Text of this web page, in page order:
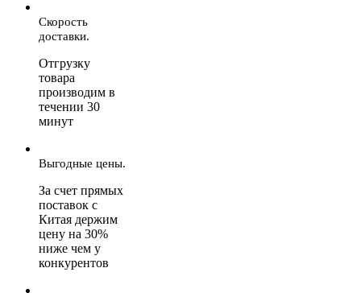
Скорость
доставки.
Отгрузку
товара
производим в
течении 30
минут
Выгодные цены.
За счет прямых
поставок с
Китая держим
цену на 30%
ниже чем у
конкурентов